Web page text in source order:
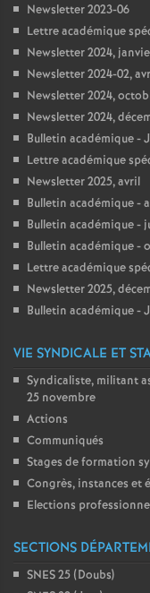
Newsletter 2023-06
Lettre académique
Newsletter 2024,
Newsletter 2024-02,
Newsletter 2024,
Newsletter 2024,
Bulletin académique -
Lettre académique
Newsletter 2025, avril
Bulletin académique -
Bulletin académique -
Bulletin académique -
Lettre académique
Newsletter 2025,
Bulletin académique -
VIE SYNDICALE ET
Syndicaliste, militant
25 novembre
Actions
Communiqués
Stages de formation
Congrès, instances et
Elections
SECTIONS
SNES 25 (Doubs)